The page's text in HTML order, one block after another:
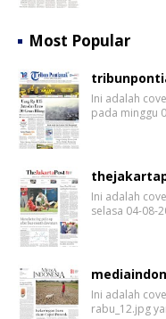
Most Popular
Ini adalah
pada minggu
Ini adalah
selasa 04-08-
Ini adalah
rabu_12.jpg